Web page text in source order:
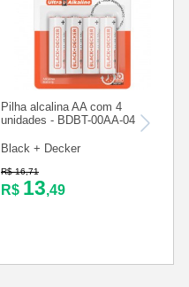
Pilha alcalina AA com 4
unidades - BDBT-00AA-04
Black + Decker
R$ 16,71
R$ 13,49